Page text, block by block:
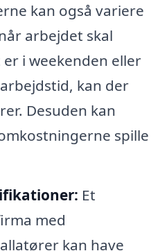
kan også variere
arbejdet skal
i weekenden eller
kan der
Desuden kan
spille
Et
med
kan have